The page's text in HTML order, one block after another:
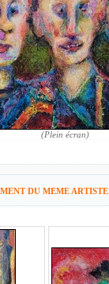
(Plein écran)
DU MEME ARTISTE